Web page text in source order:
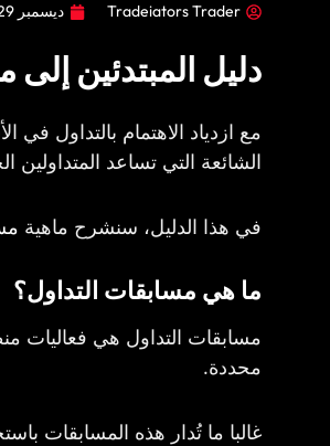
Tradeiators Trader ديسمبر 29, 2025
دليل المبتدئين إلى
مع ازدياد الاهتمام بالتداول
الشائعة التي تساعد
في هذا الدليل، سنشرح ماهية
ما هي مسابقات التداول؟
مسابقات التداول هي فعاليات
محددة.